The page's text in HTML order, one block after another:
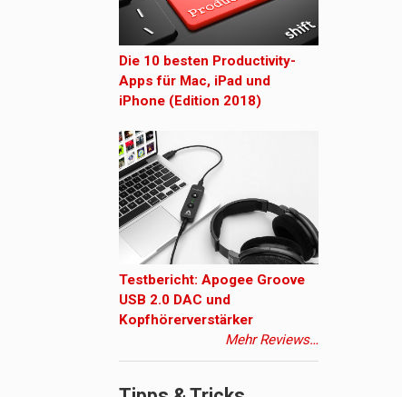
Die 10 besten Productivity-
Apps für Mac, iPad und
iPhone (Edition 2018)
Testbericht: Apogee Groove
USB 2.0 DAC und
Kopfhörerverstärker
Mehr Reviews…